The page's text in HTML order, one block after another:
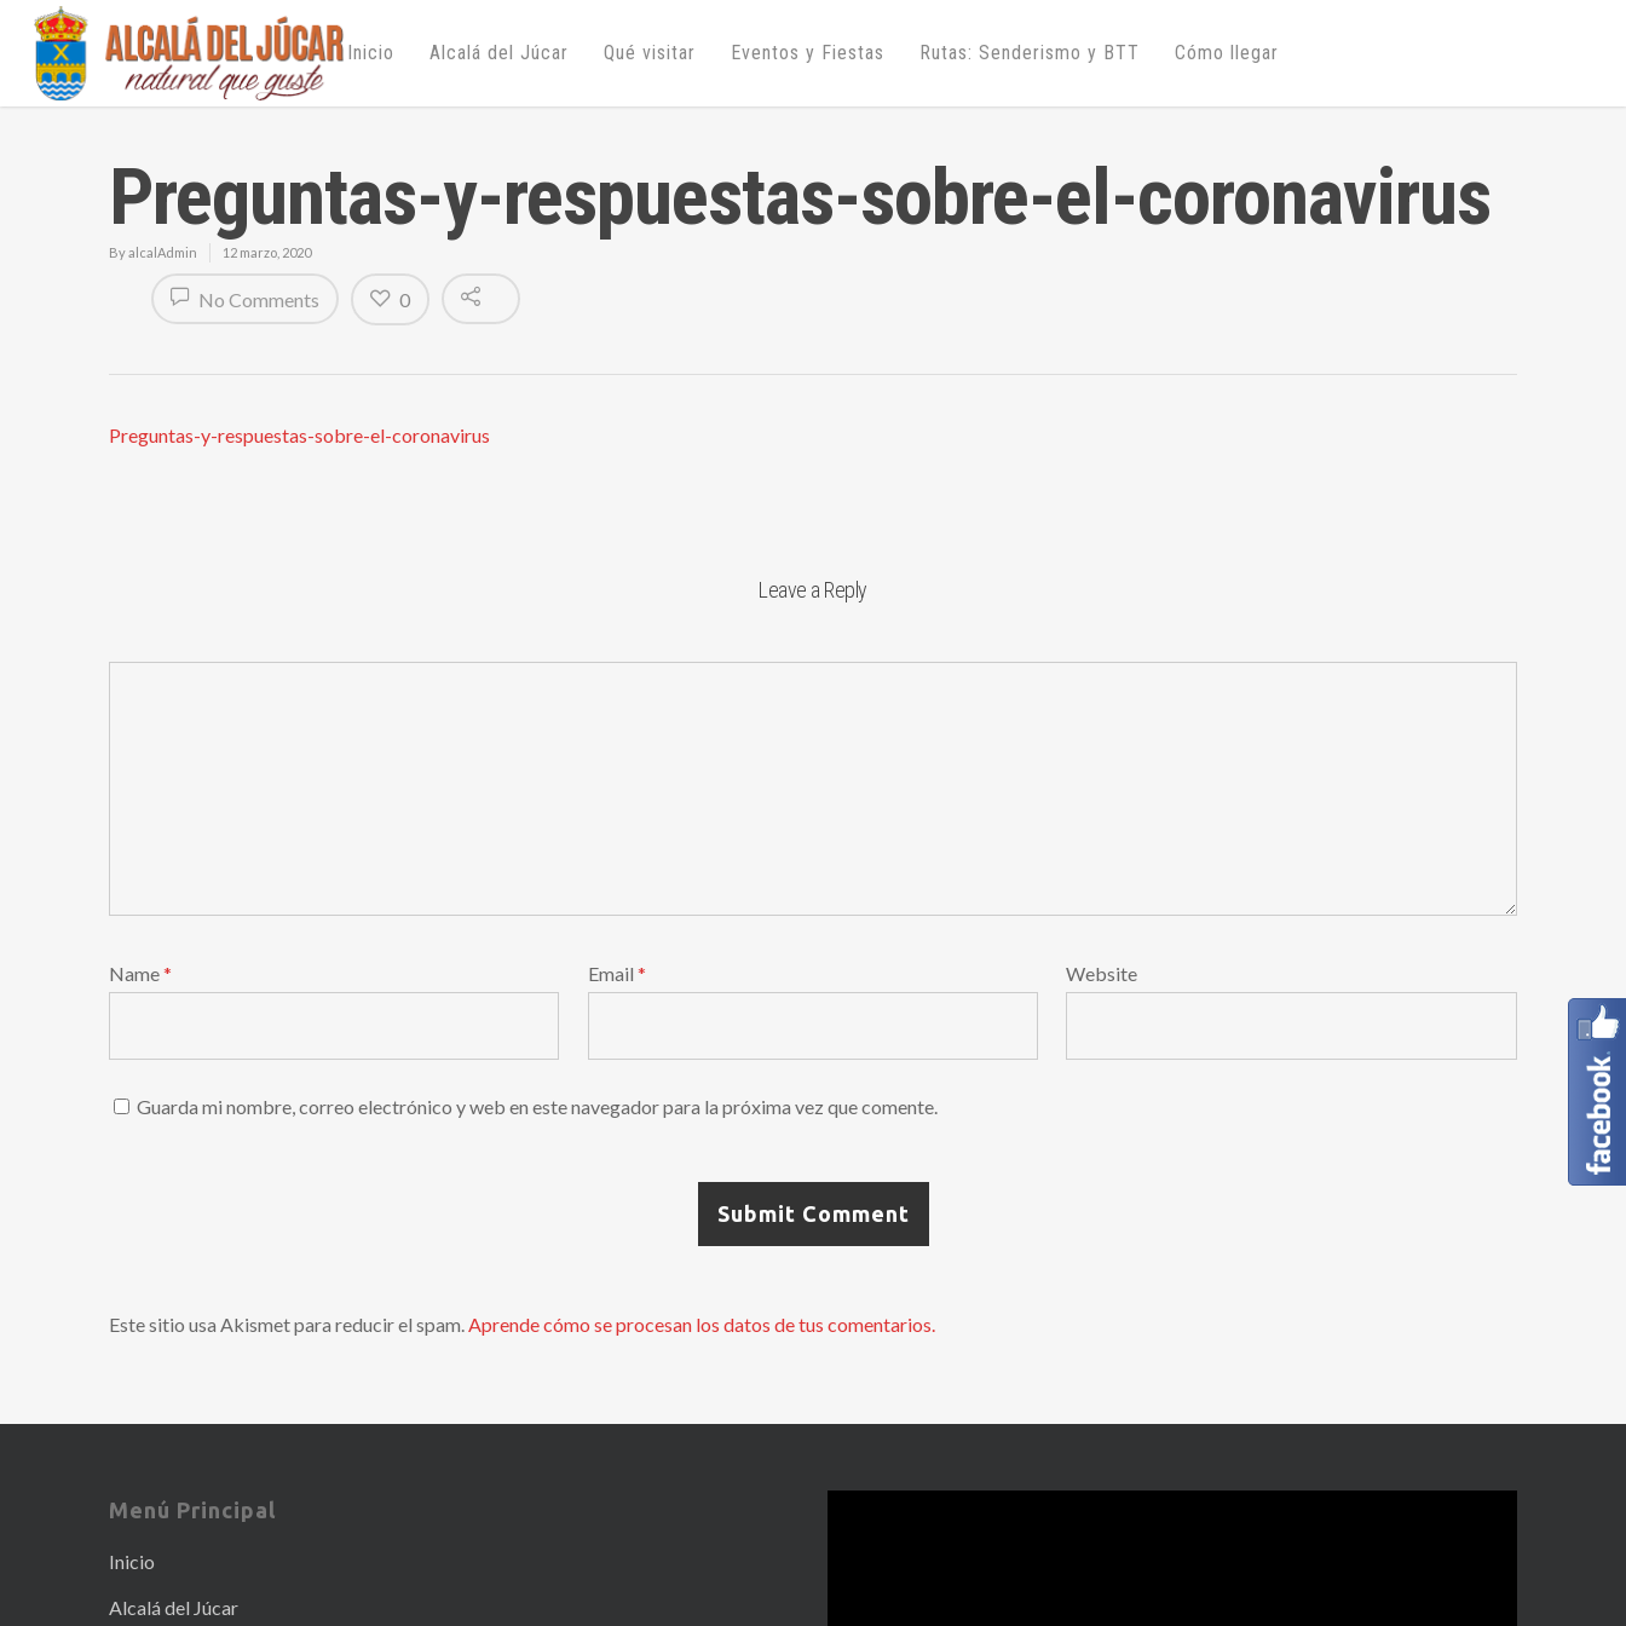
Inicio Alcalá del Júcar Qué visitar Eventos y Fiestas Rutas: Senderismo y BTT Cómo llegar
Preguntas-y-respuestas-sobre-el-coronavirus
ByalcalAdmin 12 marzo, 2020
No Comments 0
Preguntas-y-respuestas-sobre-el-coronavirus
Leave a Reply
Name* Email * Website
Guarda mi nombre, correo electrónico y web en este navegador para la próxima vez que comente.
Este sitio usa Akismet para reducir el spam.Aprende cómo se procesan los datos de tus comentarios.
Menú Principal
Inicio
Alcalá del Júcar